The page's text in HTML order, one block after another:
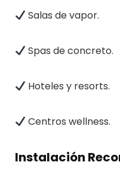
Salas de vapor.
Spas de concreto.
Hoteles y resorts.
Centros wellness.
Instalación